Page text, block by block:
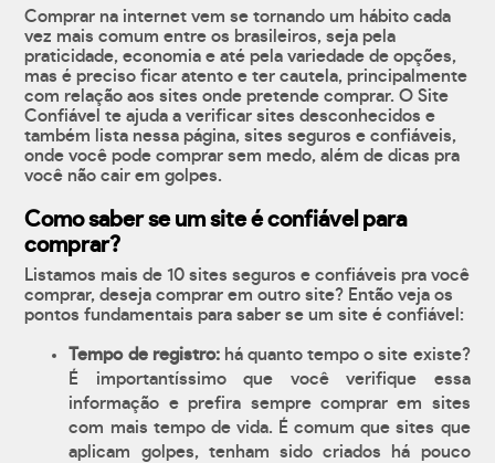
Comprar na internet vem se tornando um hábito cada
vez mais comum entre os brasileiros, seja pela
praticidade, economia e até pela variedade de opções,
mas é preciso ficar atento e ter cautela, principalmente
com relação aos sites onde pretende comprar. O Site
Confiável te ajuda a verificar sites desconhecidos e
também lista nessa página, sites seguros e confiáveis,
onde você pode comprar sem medo, além de dicas pra
você não cair em golpes.
Como saber se um site é confiável para
comprar?
Listamos mais de 10 sites seguros e confiáveis pra você
comprar, deseja comprar em outro site? Então veja os
pontos fundamentais para saber se um site é confiável:
Tempo de registro:há quanto tempo o site existe?
É importantíssimo que você verifique essa
informação e prefira sempre comprar em sites
com mais tempo de vida. É comum que sites que
aplicam golpes, tenham sido criados há pouco